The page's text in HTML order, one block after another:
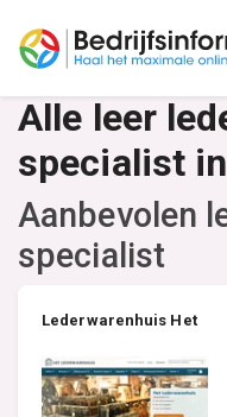
Alle leer
specialist
Aanbevolen
specialist
Lederwarenhuis Het